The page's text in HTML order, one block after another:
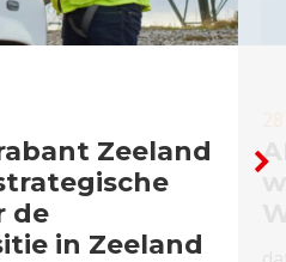
Zeeland
de
in Zeeland